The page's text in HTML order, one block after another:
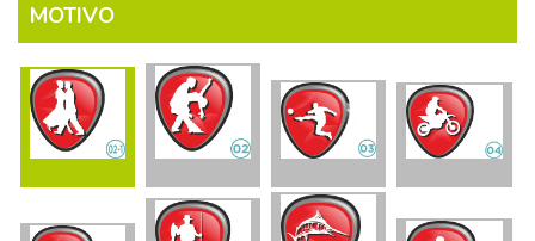
MOTIVO